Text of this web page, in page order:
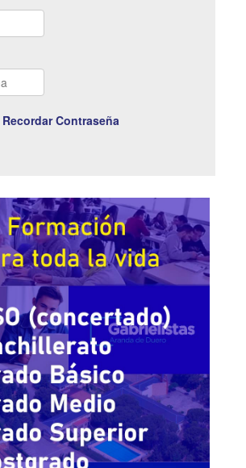
Recordar Contraseña